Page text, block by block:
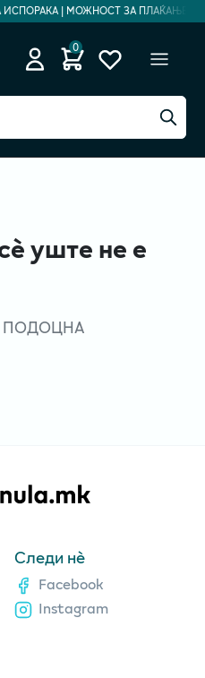
ИСПОРАКА | МОЖНОСТ ЗА ПЛАЌАЊЕ НА
0
уште не е
ПОДОЦНА
Следи нè
Facebook
Instagram